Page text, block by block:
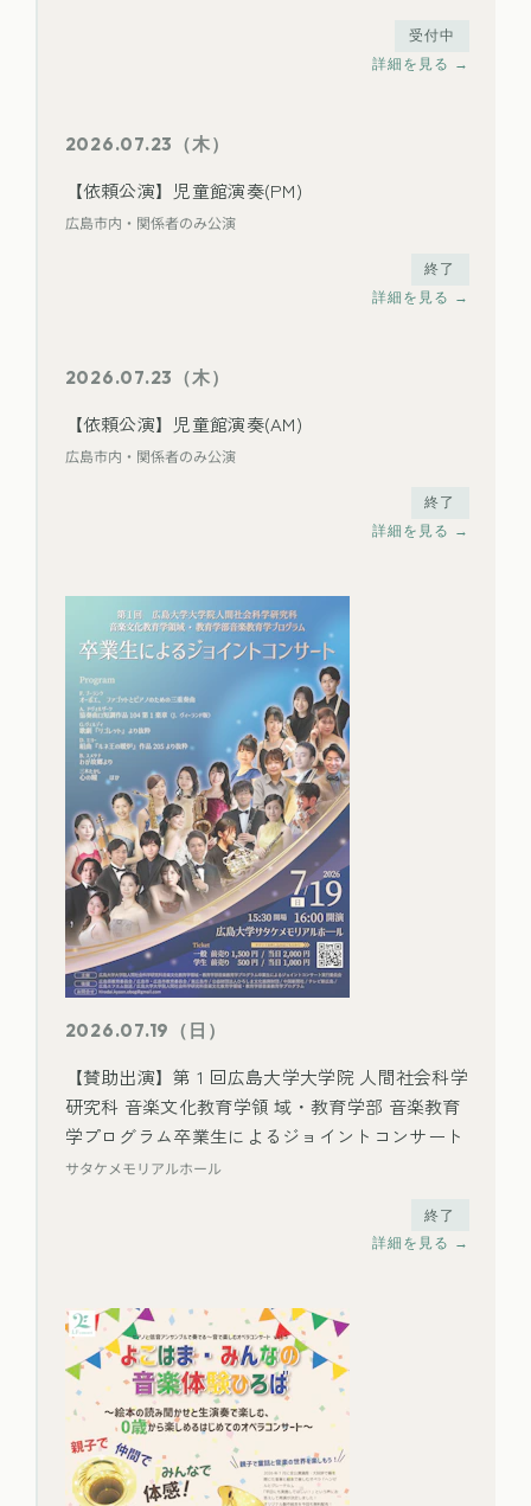
受付中
詳細を見る →
2026.07.23（木）
【依頼公演】児童館演奏(PM)
広島市内・関係者のみ公演
終了
詳細を見る →
2026.07.23（木）
【依頼公演】児童館演奏(AM)
広島市内・関係者のみ公演
終了
詳細を見る →
2026.07.19（日）
【賛助出演】第 1 回広島大学大学院 人間社会科学
研究科 音楽文化教育学領 域・教育学部 音楽教育
学プログラム卒業生によるジョイントコンサート
サタケメモリアルホール
終了
詳細を見る →